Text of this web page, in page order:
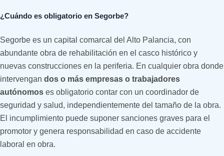
¿Cuándo es obligatorio en Segorbe?
Segorbe es un capital comarcal del Alto Palancia, con
abundante obra de rehabilitación en el casco histórico y
nuevas construcciones en la periferia. En cualquier obra donde
intervengan dos o más empresas o trabajadores
autónomos es obligatorio contar con un coordinador de
seguridad y salud, independientemente del tamaño de la obra.
El incumplimiento puede suponer sanciones graves para el
promotor y genera responsabilidad en caso de accidente
laboral en obra.